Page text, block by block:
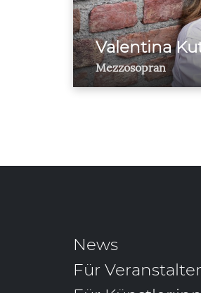
Valentina
Mezzosopran
News
Für Veranstalter